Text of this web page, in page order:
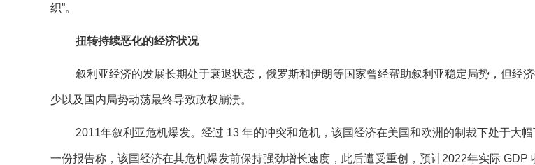
织”。
扭转持续恶化的经济状况
叙利亚经济的发展长期处于衰退状态，俄罗斯和伊朗等国家曾经帮助叙利亚稳定局势，但经
少以及国内局势动荡最终导致政权崩溃。
2011年叙利亚危机爆发。经过 13 年的冲突和危机，该国经济在美国和欧洲的制裁下处于大
一份报告称，该国经济在其危机爆发前保持强劲增长速度，此后遭受重创，预计2022年实际 GDP